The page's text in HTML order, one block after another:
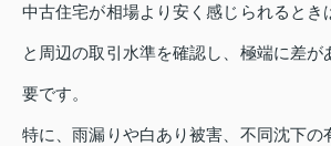
中古住宅が相場より安く感じられるとき
と周辺の取引水準を確認し、極端に差が
要です。
特に、雨漏りや白あり被害、不同沈下の